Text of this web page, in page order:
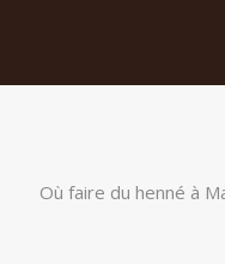
Où faire du henné à